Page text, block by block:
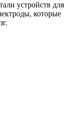
устройств для
которые